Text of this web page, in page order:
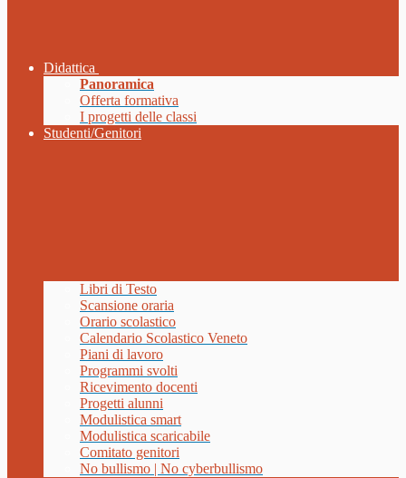
Didattica
Panoramica
Offerta formativa
I progetti delle classi
Studenti/Genitori
Libri di Testo
Scansione oraria
Orario scolastico
Calendario Scolastico Veneto
Piani di lavoro
Programmi svolti
Ricevimento docenti
Progetti alunni
Modulistica smart
Modulistica scaricabile
Comitato genitori
No bullismo | No cyberbullismo